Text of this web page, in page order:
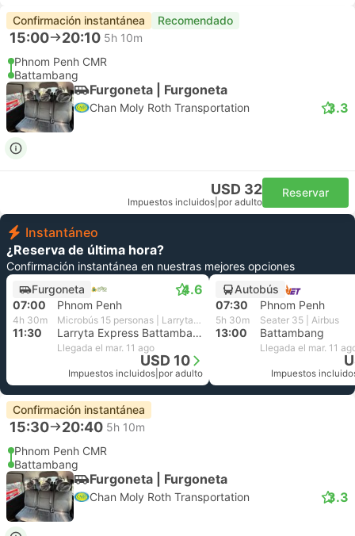
Confirmación instantánea Recomendado
15:00 20:10 5h 10m
Phnom Penh CMR
Battambang
Furgoneta | Furgoneta
Chan Moly Roth Transportation 3.3
USD 32
Impuestos incluidos por adulto
Reservar
Instantáneo
¿Reserva de última hora?
Confirmación instantánea en nuestras mejores opciones
Furgoneta
4.6
07:00 Phnom Penh
4h 30m Microbús 15 personas | Larryta Bus
11:30 Larryta Express Battambang
Llegada el mar. 11 ago
USD 10
Impuestos incluidos por adulto
Autobús
07:30
Phnom Penh
5h 30m Seater 35 | Airbus
13:00 Battambang
Llegada el mar. 11
Impuestos
Confirmación instantánea
15:30 20:40 5h 10m
Phnom Penh CMR
Battambang
Furgoneta | Furgoneta
Chan Moly Roth Transportation 3.3